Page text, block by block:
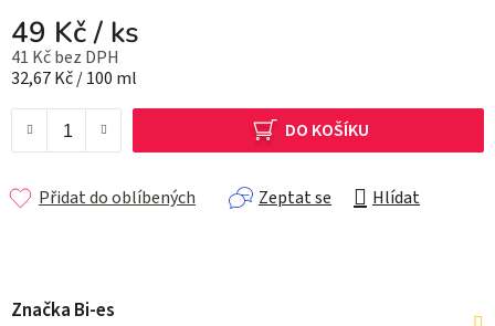
49 Kč/ ks
41 Kč bez DPH
Měrná cena:
32,67 Kč / 100 ml
DO KOŠÍKU
Zeptat se Hlídat
Přidat do oblíbených
Značka Bi-es